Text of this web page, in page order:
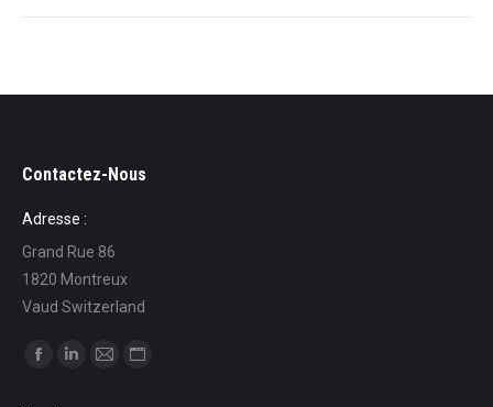
Contactez-Nous
Adresse :
Grand Rue 86
1820 Montreux
Vaud Switzerland
Find us on: